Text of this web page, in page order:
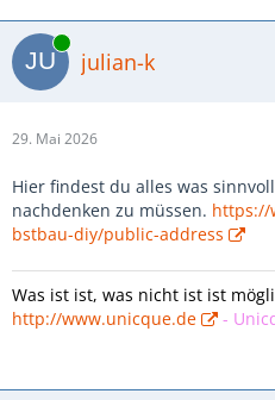
Online
julian-k
29. Mai 2026
Hier findest du alles was
nachdenken zu müssen. https://
bstbau-diy/public-address
Was ist ist, was nicht ist ist
http://www.unicque.de
-